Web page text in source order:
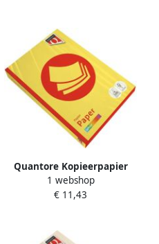
Quantore Kopieerpapier
Colour A4 160gr zwavelgeel
250 vel
1 webshop
€ 11,43